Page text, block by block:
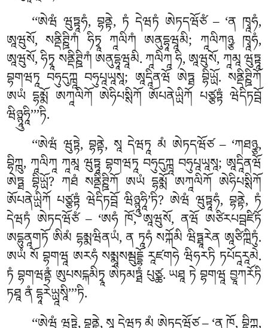
‘‘ཨེཝཾ ཝུཏྟཱཧཾ, བྷནྟེ, ཏཾ དེཝཏཾ ཨེཏདཝོཙཾ – ‘ན ཁྭཱཧཾ,
ཨཱཝུསོ, སནྡིཊྛིཀཾ ཧིཏྭཱ ཀཱལིཀཾ ཨནུདྷཱཝཱམི; ཀཱལིཀཉྩ ཁྭཱཧཾ,
ཨཱཝུསོ, ཧིཏྭཱ སནྡིཊྛིཀཾ ཨནུདྷཱཝཱམི. ཀཱལིཀཱ ཧི, ཨཱཝུསོ, ཀཱམཱ ཝུཏྟཱ
བྷགཝཏཱ བཧུདུཀྑཱ བཧུཔཱཡཱསཱ; ཨཱདཱིནཝོ ཨེཏྠ བྷིཡྻོ. སནྡིཊྛིཀོ
ཨཡཾ དྷམྨོ ཨཀཱལིཀོ ཨེཧིཔསྶིཀོ ཨོཔནེཡྻིཀོ པཙྩཏྟཾ ཝེདིཏབྦོ
ཝིཉྙཱུཧཱི’’’ཏི.
‘‘ཨེཝཾ ཝུཏྟེ, བྷནྟེ, སཱ དེཝཏཱ མཾ ཨེཏདཝོཙ – ‘ཀཐཉྩ,
བྷིཀྑུ, ཀཱལིཀཱ ཀཱམཱ ཝུཏྟཱ བྷགཝཏཱ བཧུདུཀྑཱ བཧུཔཱཡཱསཱ; ཨཱདཱིནཝོ
ཨེཏྠ བྷིཡྻོ? ཀཐཾ སནྡིཊྛིཀོཨཡཾ དྷམྨོ ཨཀཱལིཀོ ཨེཧིཔསྶིཀོ
ཨོཔནེཡྻིཀོ པཙྩཏྟཾ ཝེདིཏབྦོ ཝིཉྙཱུཧཱི’ཏི? ཨེཝཾ ཝུཏྟཱཧཾ, བྷནྟེ, ཏཾ
དེཝཏཾ ཨེཏདཝོཙཾ – ‘ཨཧཾ ཁོ, ཨཱཝུསོ, ནཝོ ཨཙིརཔབྦཛིཏོ
ཨདྷུནཱགཏོ ཨིམཾ དྷམྨཝིནཡཾ, ན ཏཱཧཾ སཀྐོམི ཝིཏྠཱརེན ཨཱཙིཀྑིཏུཾ.
ཨཡཾ སོ བྷགཝཱ ཨརཧཾ སམྨཱསམྦུདྡྷོ རཱཛགཧེ ཝིཧརཏི ཏཔོདཱརཱམེ.
ཏཾ བྷགཝནྟཾ ཨུཔསངྐམིཏྭཱ ཨེཏམཏྠཾ པུཙྪ. ཡཐཱ ཏེ བྷགཝཱ བྱཱཀརོཏི
ཏཐཱ ནཾ དྷཱརེཡྻཱསཱི’’’ཏི.